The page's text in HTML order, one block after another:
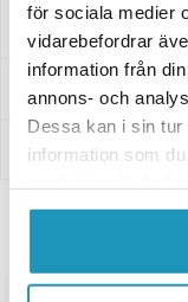
för sociala medier
vidarebefordrar
information från
annons- och
Dessa kan i sin tur
information som
Frågor och svar
Leverans- &
Betalning
Relaterade
UNIVERSAL